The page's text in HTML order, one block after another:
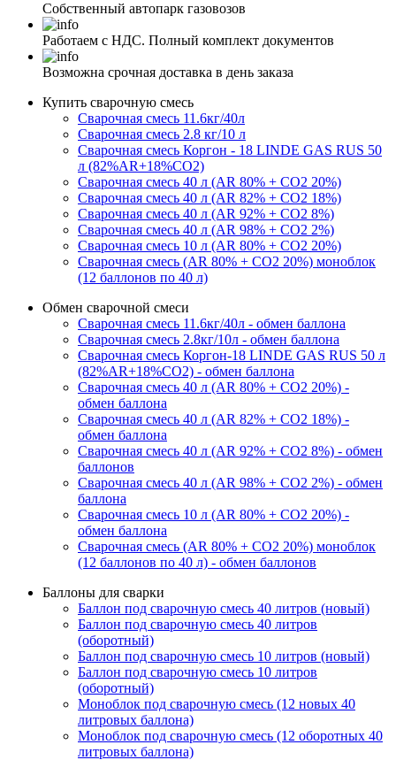
Собственный автопарк газовозов
Работаем с НДС. Полный комплект документов
Возможна срочная доставка в день заказа
Купить сварочную смесь
Сварочная смесь 11.6кг/40л
Сварочная смесь 2.8 кг/10 л
Сварочная смесь Коргон - 18 LINDE GAS RUS 50
л (82%AR+18%CO2)
Сварочная смесь 40 л (AR 80% + CO2 20%)
Сварочная смесь 40 л (AR 82% + CO2 18%)
Сварочная смесь 40 л (AR 92% + CO2 8%)
Сварочная смесь 40 л (AR 98% + CO2 2%)
Сварочная смесь 10 л (AR 80% + CO2 20%)
Сварочная смесь (AR 80% + CO2 20%) моноблок
(12 баллонов по 40 л)
Обмен сварочной смеси
Сварочная смесь 11.6кг/40л - обмен баллона
Сварочная смесь 2.8кг/10л - обмен баллона
Сварочная смесь Коргон-18 LINDE GAS RUS 50 л
(82%AR+18%CO2) - обмен баллона
Сварочная смесь 40 л (AR 80% + CO2 20%) -
обмен баллона
Сварочная смесь 40 л (AR 82% + CO2 18%) -
обмен баллона
Сварочная смесь 40 л (AR 92% + CO2 8%) - обмен
баллонов
Сварочная смесь 40 л (AR 98% + CO2 2%) - обмен
баллона
Сварочная смесь 10 л (AR 80% + CO2 20%) -
обмен баллона
Сварочная смесь (AR 80% + CO2 20%) моноблок
(12 баллонов по 40 л) - обмен баллонов
Баллоны для сварки
Баллон под сварочную смесь 40 литров (новый)
Баллон под сварочную смесь 40 литров
(оборотный)
Баллон под сварочную смесь 10 литров (новый)
Баллон под сварочную смесь 10 литров
(оборотный)
Моноблок под сварочную смесь (12 новых 40
литровых баллона)
Моноблок под сварочную смесь (12 оборотных 40
литровых баллона)